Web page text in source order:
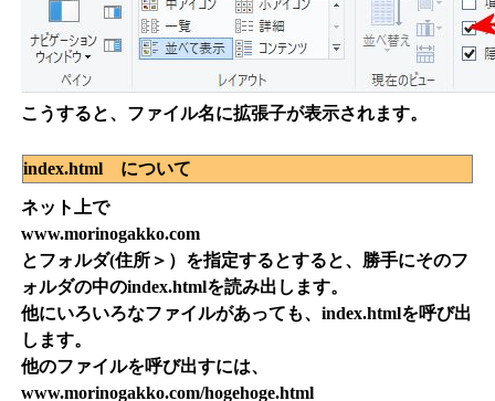
こうすると、ファイル名に拡張子が表示されます。
index.html について
ネット上で
www.morinogakko.com
とフォルダ(住所＞）を指定するとすると、勝手にそのフ
ォルダの中のindex.htmlを読み出します。
他にいろいろなファイルがあっても、index.htmlを呼び出
します。
他のファイルを呼び出すには、
www.morinogakko.com/hogehoge.html